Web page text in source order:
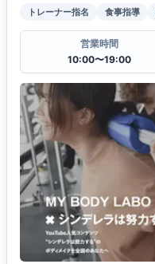
トレーナー指名 食事指導
営業時間
10:00〜19:00